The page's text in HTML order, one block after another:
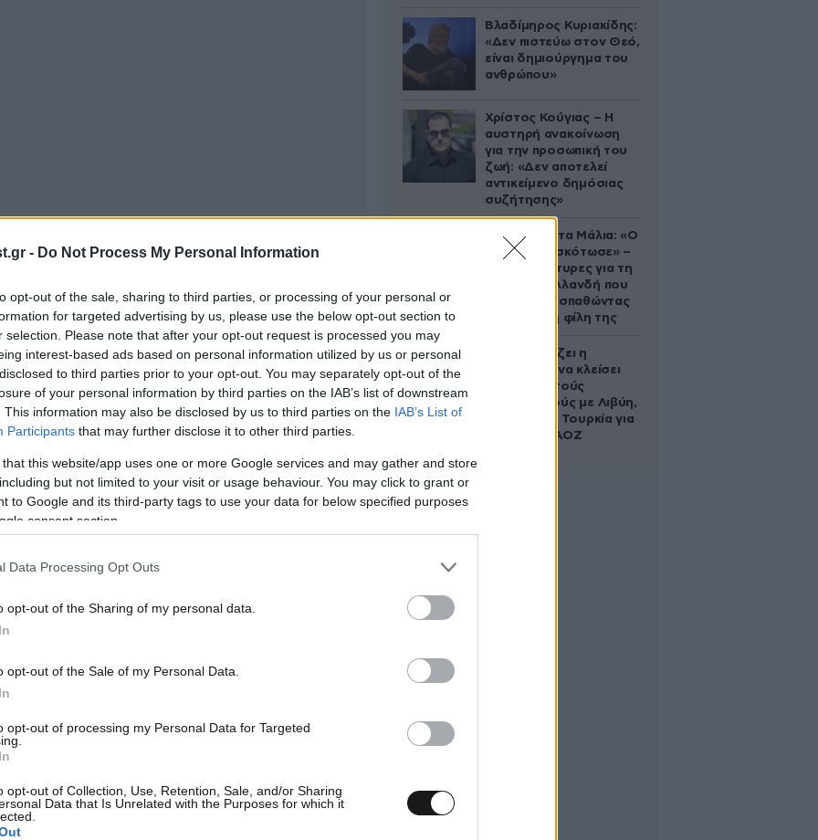
- Do Not Process My Personal Information
opt-out of the sale, sharing to third parties, or processing of your personal or
for targeted advertising by us, please use the below opt-out section to
selection. Please note that after your opt-out request is processed you may
interest-based ads based on personal information utilized by us or personal
to third parties prior to your opt-out. You may separately opt-out of the
of your personal information by third parties on the IAB’s list of downstream
This information may also be disclosed by us to third parties on the IAB’s List of
Participants that may further disclose it to other third parties.
that this website/app uses one or more Google services and may gather and store
but not limited to your visit or usage behaviour. You may click to grant or
to Google and its third-party tags to use your data for below specified purposes
consent section.
Data Processing Opt Outs
opt-out of the Sharing of my personal data.
opt-out of the Sale of my Personal Data.
opt-out of processing my Personal Data for Targeted
opt-out of Collection, Use, Retention, Sale, and/or Sharing
Data that Is Unrelated with the Purposes for which it
συνθήκης της Ε.Ε., η Γερμανία θα
ζήτησαν από τη Γερμανία να «κάνει τα
αλλά απέφυγαν να λάβουν μέτρα εναντίον
Ζαν Κλοντ Γιούνκερ θα χειριστεί καλύτερα
μπορεί δικαιολογημένα να συμπεράνουν
δικούς τους κανόνες στην Ευρώπη και ότι η
τους κανόνες. Η μηχανή κυρώσεων της ΟΝΕ
σημειώνει το άρθρο.
χρονιά, που το γερμανικό πλεόνασμα
ΑΕΠ. Η διαδικασία μακροοικονομικής
Βλαδίμηρος Κυριακίδης:
«Δεν πιστεύω στον Θεό,
είναι δημιούργημα του
ανθρώπου»
Χρίστος Κούγιας – Η
αυστηρή ανακοίνωση
για την προσωπική του
ζωή: «Δεν αποτελεί
αντικείμενο δημόσιας
συζήτησης»
Τραγωδία στα Μάλια: «Ο
πανικός τη σκότωσε» –
Τι λένε μάρτυρες για τη
42χρονη Ολλανδή που
πνίγηκε προσπαθώντας
να σώσει τη φίλη της
Πώς σχεδιάζει η
κυβέρνηση να κλείσει
τους ανοιχτούς
λογαριασμούς με Λιβύη,
Αλβανία και Τουρκία για
τη χάραξη ΑΟΖ